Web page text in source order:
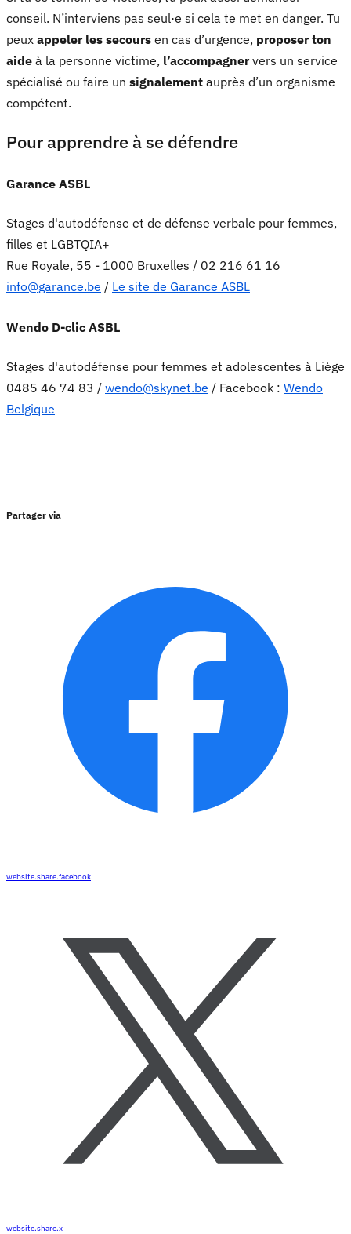
conseil. N’interviens pas seul·e si cela te met en danger. Tu
peux appeler les secours en cas d’urgence, proposer ton
aide à la personne victime, l’accompagnervers un service
spécialisé ou faire un signalement auprès d’un organisme
compétent.
Pour apprendre à se défendre
Garance ASBL
Stages d'autodéfense et de défense verbale pour femmes,
filles et LGBTQIA+
Rue Royale, 55 - 1000 Bruxelles / 02 216 61 16
info@garance.be / Le site de Garance ASBL
Wendo D-clic ASBL
Stages d'autodéfense pour femmes et adolescentes à Liège
0485 46 74 83 / wendo@skynet.be / Facebook : Wendo
Belgique
Partager via
website.share.facebook
website.share.x